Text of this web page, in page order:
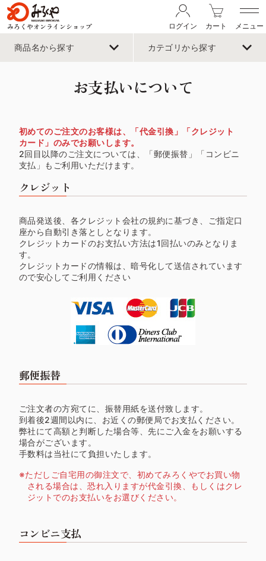
みろくやオンラインショップ ログイン カート メニュー
商品名から探す カテゴリから探す
お支払いについて
初めてのご注文のお客様は、「代金引換」「クレジット
カード」のみでお願いします。
2回目以降のご注文については、「郵便振替」「コンビニ
支払」もご利用いただけます。
クレジット
商品発送後、各クレジット会社の規約に基づき、ご指定口
座から自動引き落としとなります。
クレジットカードのお支払い方法は1回払いのみとなりま
す。
クレジットカードの情報は、暗号化して送信されています
ので安心してご利用ください
郵便振替
ご注文者の方宛てに、振替用紙を送付致します。
到着後2週間以内に、お近くの郵便局でお支払ください。
弊社にて高額と判断した場合等、先にご入金をお願いする
場合がございます。
手数料は当社にて負担いたします。
ただしご自宅用の御注文で、初めてみろくやでお買い物
される場合は、恐れ入りますが代金引換、もしくはクレ
ジットでのお支払いをお選びください。
コンビニ支払